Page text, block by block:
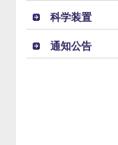
科学装置
通知公告